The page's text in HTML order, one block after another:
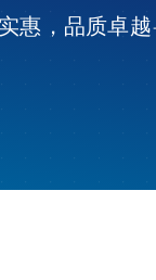
惠，品质卓